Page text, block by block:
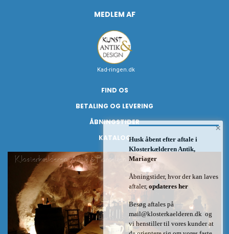
MEDLEM AF
Kad-ringen.dk
FIND OS
BETALING OG LEVERING
ÅBNINGSTIDER
KATALOG
×
Husk åbent efter aftale i
Klosterkælderen Antik,
Mariager
Åbningstider, hvor der kan laves
aftaler, opdateres her
Besøg aftales på
mail@klosterkaelderen.dk og
vi henstiller til vores kunder at